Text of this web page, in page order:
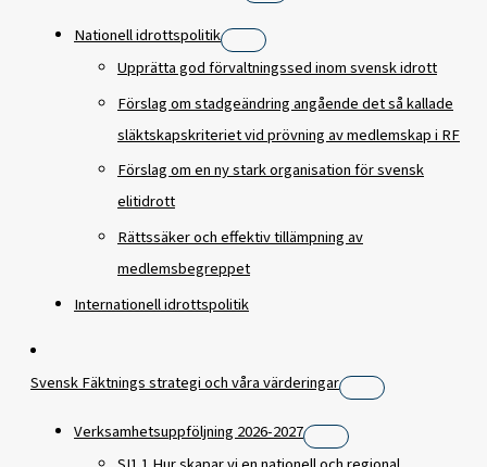
Nationell idrottspolitik
Upprätta god förvaltningssed inom svensk idrott
Förslag om stadgeändring angående det så kallade
släktskapskriteriet vid prövning av medlemskap i RF
Förslag om en ny stark organisation för svensk
elitidrott
Rättssäker och effektiv tillämpning av
medlemsbegreppet
Internationell idrottspolitik
Svensk Fäktnings strategi och våra värderingar
Verksamhetsuppföljning 2026-2027